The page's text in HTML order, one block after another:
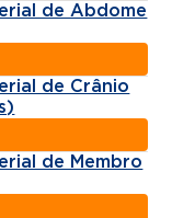
de Abdome
de Crânio
de Membro